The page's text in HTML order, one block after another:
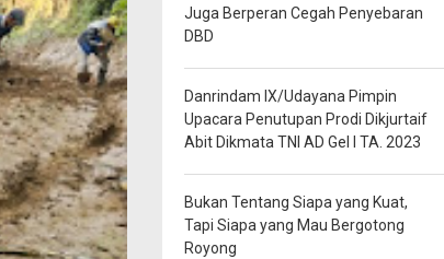
Juga Berperan Cegah Penyebaran
DBD
Danrindam IX/Udayana Pimpin
Upacara Penutupan Prodi Dikjurtaif
Abit Dikmata TNI AD Gel I TA. 2023
Bukan Tentang Siapa yang Kuat,
Tapi Siapa yang Mau Bergotong
Royong